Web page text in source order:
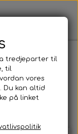
tredjeparter til
til
vores
Du kan altid
på linket